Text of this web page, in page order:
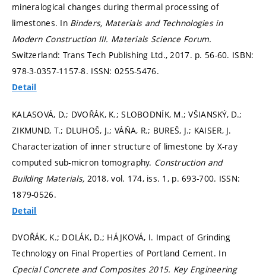
mineralogical changes during thermal processing of
limestones. In Binders, Materials and Technologies in
Modern Construction III. Materials Science Forum.
Switzerland: Trans Tech Publishing Ltd., 2017. p. 56-60. ISBN:
978-3-0357-1157-8. ISSN: 0255-5476.
Detail
KALASOVÁ, D.; DVOŘÁK, K.; SLOBODNÍK, M.; VŠIANSKÝ, D.;
ZIKMUND, T.; DLUHOŠ, J.; VÁŇA, R.; BUREŠ, J.; KAISER, J.
Characterization of inner structure of limestone by X-ray
computed sub-micron tomography. Construction and
Building Materials, 2018, vol. 174, iss. 1, p. 693-700. ISSN:
1879-0526.
Detail
DVOŘÁK, K.; DOLÁK, D.; HÁJKOVÁ, I. Impact of Grinding
Technology on Final Properties of Portland Cement. In
Cpecial Concrete and Composites 2015. Key Engineering